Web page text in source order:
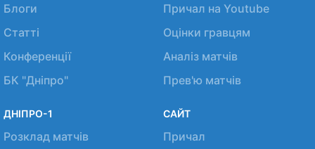
Блоги
Статті
Конференції
БК "Дніпро"
Причал на Youtube
Оцінки гравцям
Аналіз матчів
Прев'ю матчів
ДНІПРО-1
Розклад матчів
САЙТ
Причал